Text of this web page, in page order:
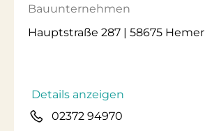
Bauunternehmen
Hauptstraße 287 | 58675 Hemer
Details anzeigen
02372 94970